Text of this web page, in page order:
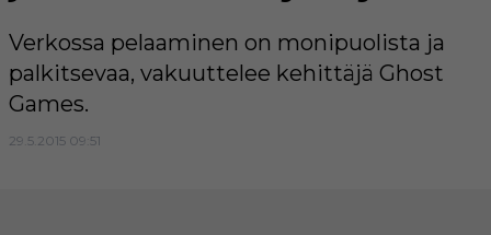
Verkossa pelaaminen on monipuolista ja
palkitsevaa, vakuuttelee kehittäjä Ghost
Games.
29.5.2015 09:51